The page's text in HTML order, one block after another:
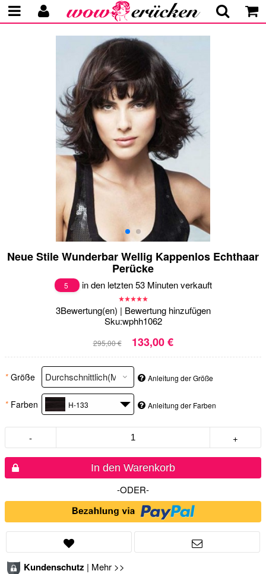
Neue Stile Wunderbar Wellig Kappenlos Echthaar
Perücke
5 in den letzten 53 Minuten verkauft
3Bewertung(en) | Bewertung hinzufügen
Sku:wphh1062
295,00 € 133,00 €
* Größe Anleitung der Größe
* Farben H-133 Anleitung der Farben
- +
In den Warenkorb
-ODER-
Kundenschutz | Mehr >>